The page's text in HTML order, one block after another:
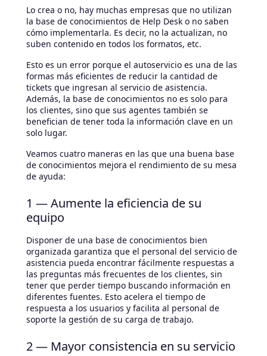
Lo crea o no, hay muchas empresas que no utilizan
la base de conocimientos de Help Desk o no saben
cómo implementarla. Es decir, no la actualizan, no
suben contenido en todos los formatos, etc.
Esto es un error porque el autoservicio es una de las
formas más eficientes de reducir la cantidad de
tickets que ingresan al servicio de asistencia.
Además, la base de conocimientos no es solo para
los clientes, sino que sus agentes también se
benefician de tener toda la información clave en un
solo lugar.
Veamos cuatro maneras en las que una buena base
de conocimientos mejora el rendimiento de su mesa
de ayuda:
1 — Aumente la eficiencia de su
equipo
Disponer de una base de conocimientos bien
organizada garantiza que el personal del servicio de
asistencia pueda encontrar fácilmente respuestas a
las preguntas más frecuentes de los clientes, sin
tener que perder tiempo buscando información en
diferentes fuentes. Esto acelera el tiempo de
respuesta a los usuarios y facilita al personal de
soporte la gestión de su carga de trabajo.
2 — Mayor consistencia en su servicio